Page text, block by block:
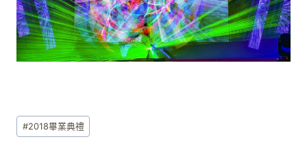
Post
Tags:
#2018畢業典禮